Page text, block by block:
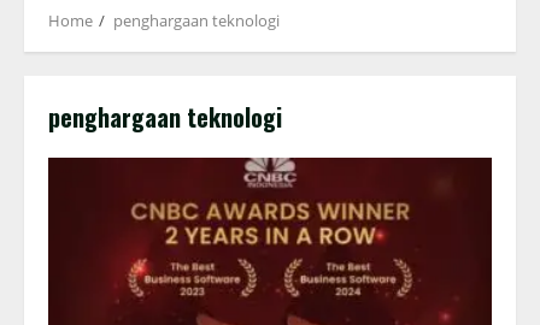
Home penghargaan teknologi
penghargaan teknologi